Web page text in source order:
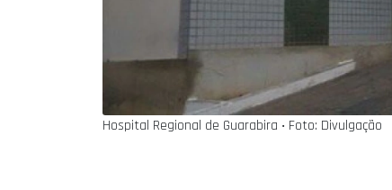
Hospital Regional de Guarabira ‧ Foto: Divulgação